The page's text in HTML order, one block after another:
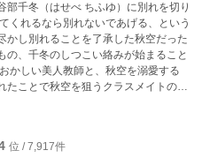
べ ちふゆ）に別れを切り
れるなら別れないであげる、という
かし別れることを了承した秋空だった
の、千冬のしつこい絡みが始まること
たことで秋空を狙うクラスメイトの美
友達に囲まれる、秋空の苦悩に満ち
位 / 7,917件